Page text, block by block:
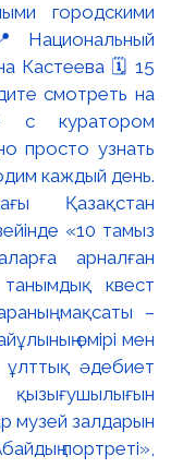
городскими
Национальный
Кастеева 🗓 15
смотреть на
с куратором
просто узнать
каждый день.